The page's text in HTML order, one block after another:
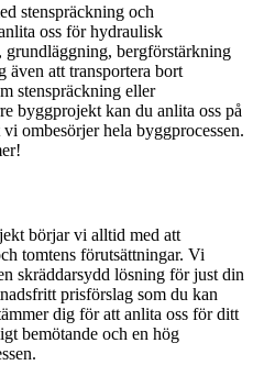
stenspräckning och
oss för hydraulisk
bergförstärkning
att transportera bort
stenspräckning eller
byggprojekt kan du anlita oss på
ombesörjer hela byggprocessen.
börjar vi alltid med att
tomtens förutsättningar. Vi
skräddarsydd lösning för just din
prisförslag som du kan
dig för att anlita oss för ditt
bemötande och en hög